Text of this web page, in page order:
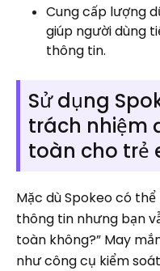
Cung cấp lượng
giúp người dùng
thông tin.
Sử dụng
trách nhiệm
toàn cho trẻ
Mặc dù Spokeo có
thông tin nhưng bạn
toàn không?” May
như công cụ kiểm